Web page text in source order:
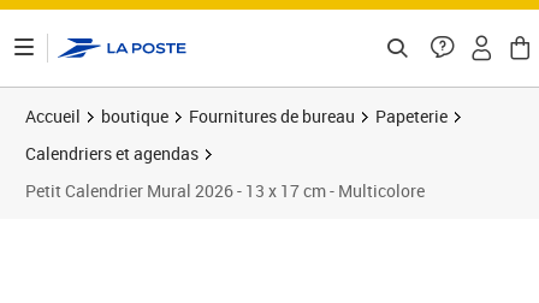
Accueil boutique Fournitures de bureau
Papeterie
Calendriers et agendas
Petit Calendrier Mural 2026 - 13 x 17 cm - Multicolore